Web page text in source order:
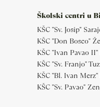
Školski centri u
KŠC "Sv. Josip"
KŠC "Don Bosco"
KŠC "Ivan Pavao
KŠC "Sv. Franjo"
KŠC "Bl. Ivan
KŠC "Sv. Pavao"